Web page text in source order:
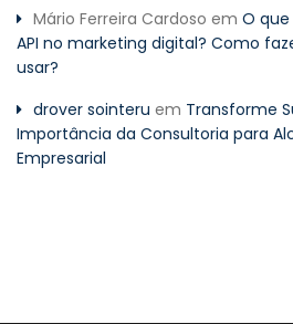
Mário Ferreira Cardoso em O
API no marketing digital? Como
usar?
drover sointeru em Transforme
Importância da Consultoria para
Empresarial